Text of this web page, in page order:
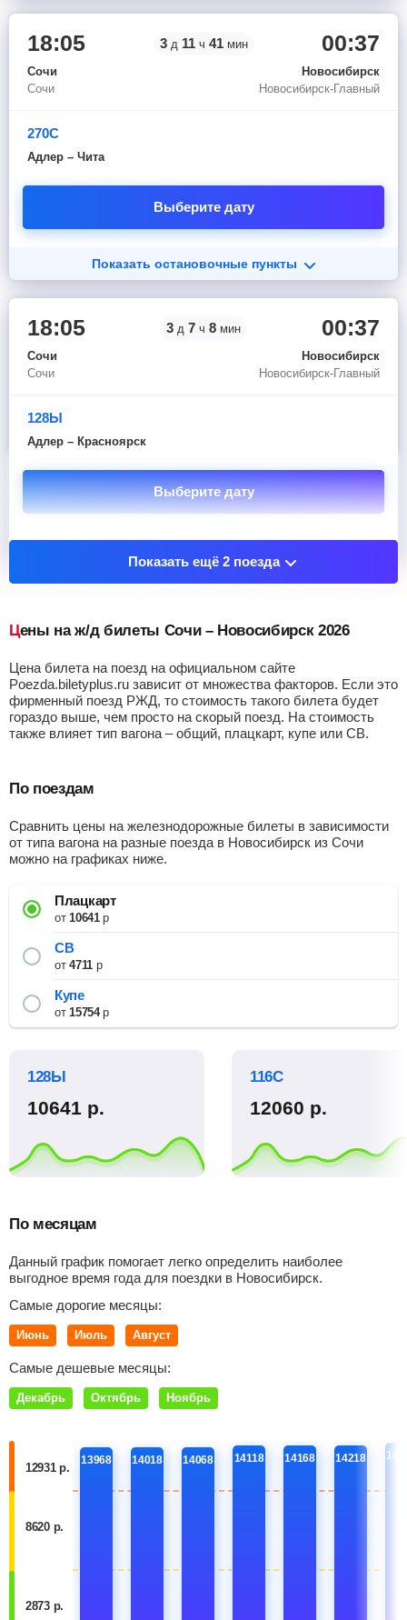
18:05
Сочи
Сочи
3 д 11 ч 41 мин 00:37
Новосибирск
Новосибирск-Главный
270С
Адлер – Чита
Выберите дату
Показать остановочные пункты
18:05
Сочи
Сочи
3 д 7 ч 8 мин 00:37
Новосибирск
Новосибирск-Главный
128Ы
Адлер – Красноярск
Выберите дату
Показать ещё 2 поезда
Цены на ж/д билеты Сочи – Новосибирск 2026
Цена билета на поезд на официальном сайте
Poezda.biletyplus.ru зависит от множества факторов. Если это
фирменный поезд РЖД, то стоимость такого билета будет
гораздо выше, чем просто на скорый поезд. На стоимость
также влияет тип вагона – общий, плацкарт, купе или СВ.
По поездам
Сравнить цены на железнодорожные билеты в зависимости
от типа вагона на разные поезда в Новосибирск из Сочи
можно на графиках ниже.
Плацкарт
от10641р
СВ
от4711р
Купе
от15754р
128Ы
10641 р.
116С
12060 р.
По месяцам
Данный график помогает легко определить наиболее
выгодное время года для поездки в Новосибирск.
Самые дорогие месяцы:
Июнь Июль Август
Самые дешевые месяцы:
Декабрь Октябрь Ноябрь
12931 р.
8620 р.
2873 р.
13968 14018 14068 14118 14168 14218